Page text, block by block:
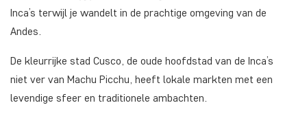
Inca’s terwijl je wandelt in de prachtige omgeving van de
Andes.
De kleurrijke stad Cusco, de oude hoofdstad van de Inca’s
niet ver van Machu Picchu, heeft lokale markten met een
levendige sfeer en traditionele ambachten.